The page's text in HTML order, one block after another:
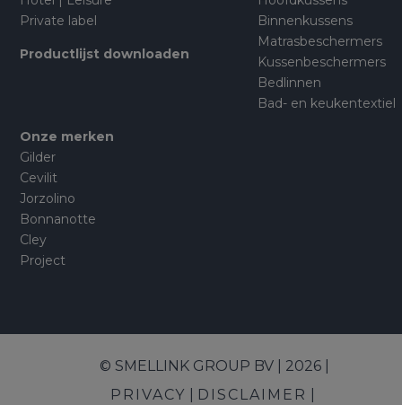
Private label
Productlijst downloaden
Binnenkussens
Matrasbeschermers
Kussenbeschermers
Bedlinnen
Bad- en keukentextiel
Onze merken
Gilder
Cevilit
Jorzolino
Bonnanotte
Cley
Project
© SMELLINK GROUP BV | 2026 |
PRIVACY
DISCLAIMER